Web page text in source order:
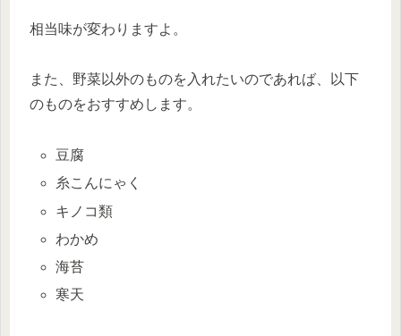
相当味が変わりますよ。
また、野菜以外のものを入れたいのであれば、以下
のものをおすすめします。
豆腐
糸こんにゃく
キノコ類
わかめ
海苔
寒天